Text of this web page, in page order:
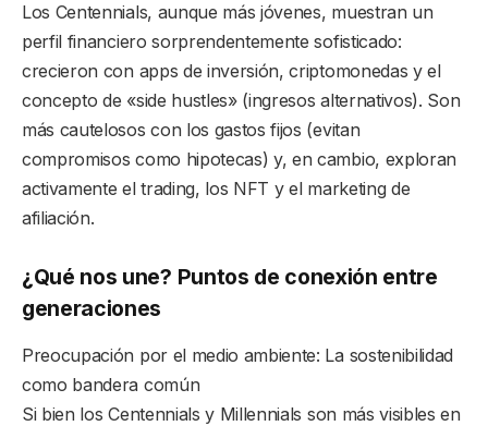
Los Centennials, aunque más jóvenes, muestran un
perfil financiero sorprendentemente sofisticado:
crecieron con apps de inversión, criptomonedas y el
concepto de «side hustles» (ingresos alternativos). Son
más cautelosos con los gastos fijos (evitan
compromisos como hipotecas) y, en cambio, exploran
activamente el trading, los NFT y el marketing de
afiliación.
¿Qué nos une? Puntos de conexión entre
generaciones
Preocupación por el medio ambiente: La sostenibilidad
como bandera común
Si bien los Centennials y Millennials son más visibles en